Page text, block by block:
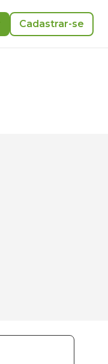
Cadastrar-se